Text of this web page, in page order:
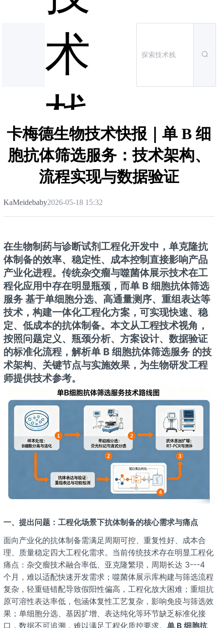
术
栈
卡梅德生物技术快报｜单 B 细
胞抗体筛选服务：技术架构、
流程实现与数据验证
KaMeidebaby2026-05-18 15:32
在生物制药与诊断试剂工程化开发中，单克隆抗
体制备的效率、稳定性、成本控制直接影响产品
产业化进程。传统杂交瘤与噬菌体展示技术在工
程化应用中存在明显瓶颈，而单 B 细胞抗体筛选
服务基于单细胞分选、高通量测序、重组表达等
技术，构建一体化工程化方案，可实现快速、稳
定、低成本的抗体制备。本文从工程技术视角，
按照问题定义、瓶颈分析、方案设计、数据验证
的标准化流程，解析单 B 细胞抗体筛选服务的技
术架构、关键节点与实施效果，为生物研发工程
师提供技术参考。
一、提出问题：工程化场景下抗体制备的核心需求与痛点
面向产业化的抗体制备需满足周期可控、重复性好、成本合
理、质量稳定四大工程化需求。当前传统技术存在明显工程化
痛点：杂交瘤技术融合率低、亚克隆繁琐，周期长达 3---4
个月，难以适配快速开发需求；噬菌体展示库构建与筛选流程
复杂，轻重链错配导致假阳性偏高，工程化放大困难；重组抗
原可溶性表达率低，包涵体复性工艺复杂，影响免疫与筛选效
果；单细胞分选、基因扩增、表达纯化等环节缺乏标准化接
口，数据不可追溯，难以满足工程化质控要求。 单 B 细胞抗